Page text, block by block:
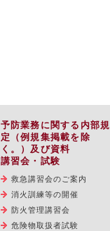
予防業務に関する内部規
定（例規集掲載を除
く。）及び資料
講習会・試験
救急講習会のご案内
消火訓練等の開催
防火管理講習会
危険物取扱者試験